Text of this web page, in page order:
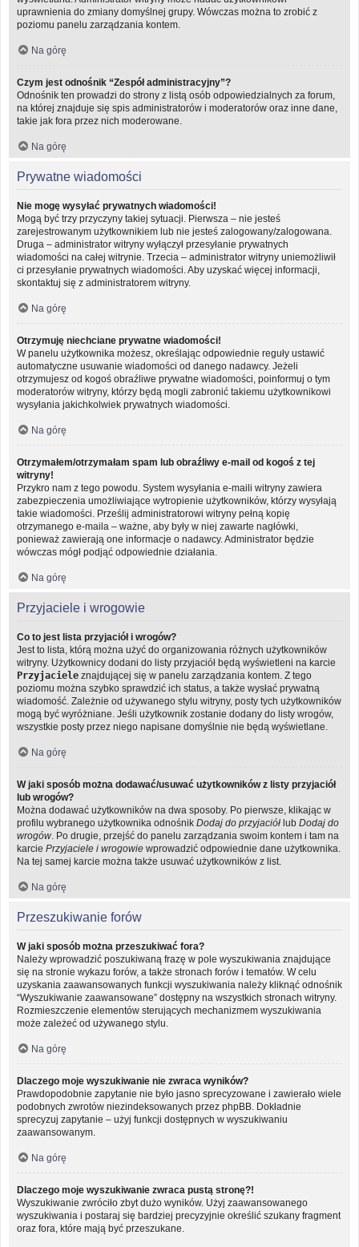
uprawnienia do zmiany domyślnej grupy. Wówczas można to zrobić z
poziomu panelu zarządzania kontem.
Na górę
Czym jest odnośnik “Zespół administracyjny”?
Odnośnik ten prowadzi do strony z listą osób odpowiedzialnych za forum,
na której znajduje się spis administratorów i moderatorów oraz inne dane,
takie jak fora przez nich moderowane.
Na górę
Prywatne wiadomości
Nie mogę wysyłać prywatnych wiadomości!
Mogą być trzy przyczyny takiej sytuacji. Pierwsza – nie jesteś
zarejestrowanym użytkownikiem lub nie jesteś zalogowany/zalogowana.
Druga – administrator witryny wyłączył przesyłanie prywatnych
wiadomości na całej witrynie. Trzecia – administrator witryny uniemożliwił
ci przesyłanie prywatnych wiadomości. Aby uzyskać więcej informacji,
skontaktuj się z administratorem witryny.
Na górę
Otrzymuję niechciane prywatne wiadomości!
W panelu użytkownika możesz, określając odpowiednie reguły ustawić
automatyczne usuwanie wiadomości od danego nadawcy. Jeżeli
otrzymujesz od kogoś obraźliwe prywatne wiadomości, poinformuj o tym
moderatorów witryny, którzy będą mogli zabronić takiemu użytkownikowi
wysyłania jakichkolwiek prywatnych wiadomości.
Na górę
Otrzymałem/otrzymałam spam lub obraźliwy e-mail od kogoś z tej
witryny!
Przykro nam z tego powodu. System wysyłania e-maili witryny zawiera
zabezpieczenia umożliwiające wytropienie użytkowników, którzy wysyłają
takie wiadomości. Prześlij administratorowi witryny pełną kopię
otrzymanego e-maila – ważne, aby były w niej zawarte nagłówki,
ponieważ zawierają one informacje o nadawcy. Administrator będzie
wówczas mógł podjąć odpowiednie działania.
Na górę
Przyjaciele i wrogowie
Co to jest lista przyjaciół i wrogów?
Jest to lista, którą można użyć do organizowania różnych użytkowników
witryny. Użytkownicy dodani do listy przyjaciół będą wyświetleni na karcie
Przyjaciele znajdującej się w panelu zarządzania kontem. Z tego
poziomu można szybko sprawdzić ich status, a także wysłać prywatną
wiadomość. Zależnie od używanego stylu witryny, posty tych użytkowników
mogą być wyróżniane. Jeśli użytkownik zostanie dodany do listy wrogów,
wszystkie posty przez niego napisane domyślnie nie będą wyświetlane.
Na górę
W jaki sposób można dodawać/usuwać użytkowników z listy przyjaciół
lub wrogów?
Można dodawać użytkowników na dwa sposoby. Po pierwsze, klikając w
profilu wybranego użytkownika odnośnik Dodaj do przyjaciół lub Dodaj do
wrogów . Po drugie, przejść do panelu zarządzania swoim kontem i tam na
karcie Przyjaciele i wrogowie wprowadzić odpowiednie dane użytkownika.
Na tej samej karcie można także usuwać użytkowników z list.
Na górę
Przeszukiwanie forów
W jaki sposób można przeszukiwać fora?
Należy wprowadzić poszukiwaną frazę w pole wyszukiwania znajdujące
się na stronie wykazu forów, a także stronach forów i tematów. W celu
uzyskania zaawansowanych funkcji wyszukiwania należy kliknąć odnośnik
“Wyszukiwanie zaawansowane” dostępny na wszystkich stronach witryny.
Rozmieszczenie elementów sterujących mechanizmem wyszukiwania
może zależeć od używanego stylu.
Na górę
Dlaczego moje wyszukiwanie nie zwraca wyników?
Prawdopodobnie zapytanie nie było jasno sprecyzowane i zawierało wiele
podobnych zwrotów niezindeksowanych przez phpBB. Dokładnie
sprecyzuj zapytanie – użyj funkcji dostępnych w wyszukiwaniu
zaawansowanym.
Na górę
Dlaczego moje wyszukiwanie zwraca pustą stronę?!
Wyszukiwanie zwróciło zbyt dużo wyników. Użyj zaawansowanego
wyszukiwania i postaraj się bardziej precyzyjnie określić szukany fragment
oraz fora, które mają być przeszukane.